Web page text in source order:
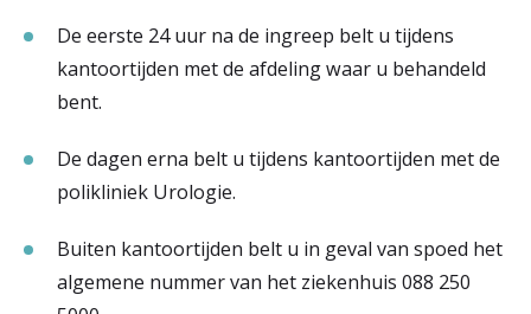
De eerste 24 uur na de ingreep belt u tijdens
kantoortijden met de afdeling waar u behandeld
bent.
De dagen erna belt u tijdens kantoortijden met de
polikliniek Urologie.
Buiten kantoortijden belt u in geval van spoed het
algemene nummer van het ziekenhuis 088 250